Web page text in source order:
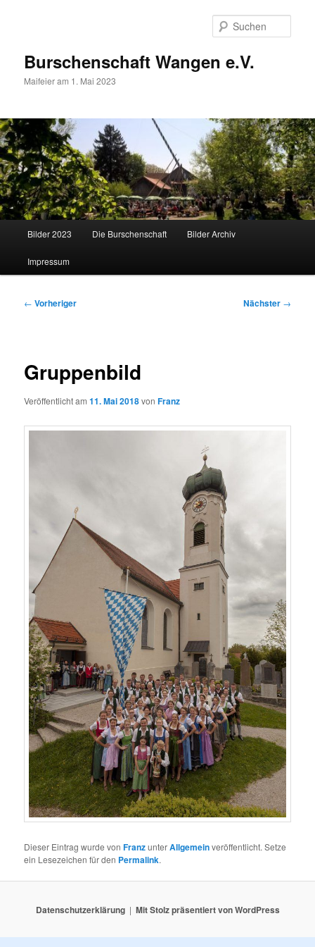
Burschenschaft Wangen e.V.
Maifeier am 1. Mai 2023
Bilder 2023 Die Burschenschaft Bilder Archiv
Impressum
Beitragsnavigation
← Vorheriger Nächster →
Gruppenbild
Veröffentlicht am11. Mai 2018vonFranz
Dieser Eintrag wurde vonFranzunterAllgemeinveröffentlicht. Setze
ein Lesezeichen für den Permalink.
Datenschutzerklärung Mit Stolz präsentiert von WordPress